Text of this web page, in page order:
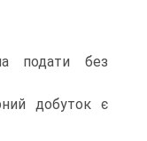
подати без
добуток є